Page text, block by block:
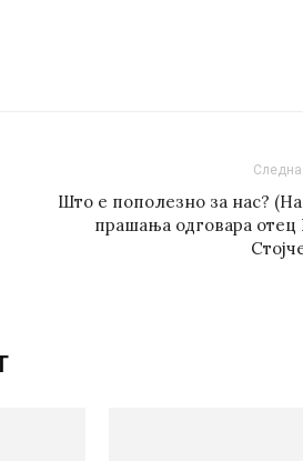
Следна
Што е пополезно за нас?
прашања одговара отец